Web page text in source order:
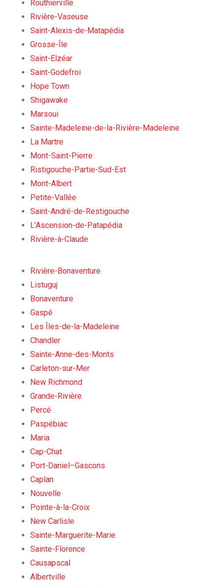
Routhierville
Rivière-Vaseuse
Saint-Alexis-de-Matapédia
Grosse-Île
Saint-Elzéar
Saint-Godefroi
Hope Town
Shigawake
Marsoui
Sainte-Madeleine-de-la-Rivière-Madeleine
La Martre
Mont-Saint-Pierre
Ristigouche-Partie-Sud-Est
Mont-Albert
Petite-Vallée
Saint-André-de-Restigouche
L’Ascension-de-Patapédia
Rivière-à-Claude
Rivière-Bonaventure
Listuguj
Bonaventure
Gaspé
Les Îles-de-la-Madeleine
Chandler
Sainte-Anne-des-Monts
Carleton-sur-Mer
New Richmond
Grande-Rivière
Percé
Paspébiac
Maria
Cap-Chat
Port-Daniel–Gascons
Caplan
Nouvelle
Pointe-à-la-Croix
New Carlisle
Sainte-Marguerite-Marie
Sainte-Florence
Causapscal
Albertville